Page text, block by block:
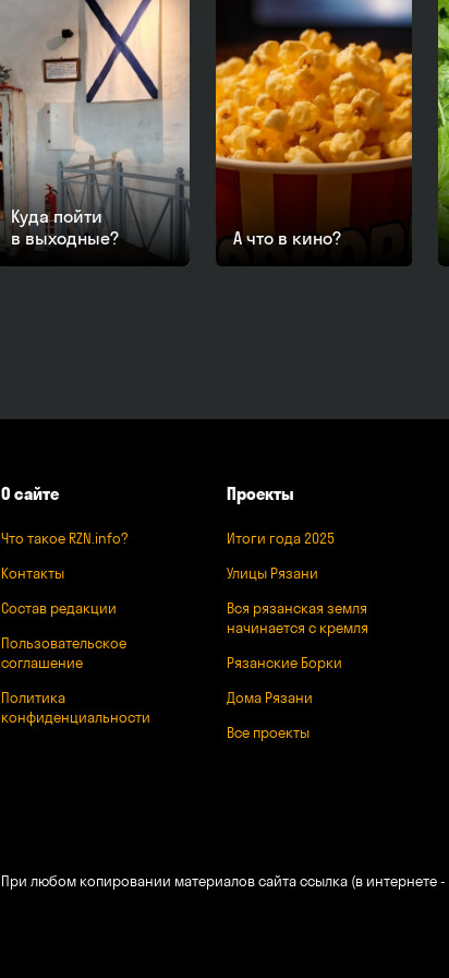
Куда пойти
в выходные?
А что в кино?
О сайте
Что такое RZN.info?
Контакты
Состав редакции
Пользовательское
соглашение
Политика
конфиденциальности
Проекты
Итоги года 2025
Улицы Рязани
Вся рязанская земля
начинается с кремля
Рязанские Борки
Дома Рязани
Все проекты
При любом копировании материалов сайта ссылка (в интернете -